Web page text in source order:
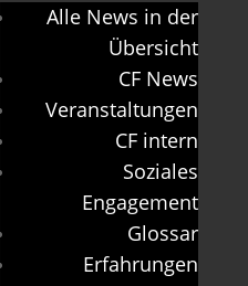
Alle News in der
Übersicht
CF News
Veranstaltungen
CF intern
Soziales
Engagement
Glossar
Erfahrungen